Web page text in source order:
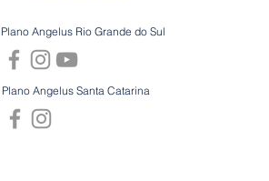
Plano Angelus Rio Grande do Sul
Plano Angelus Santa Catarina